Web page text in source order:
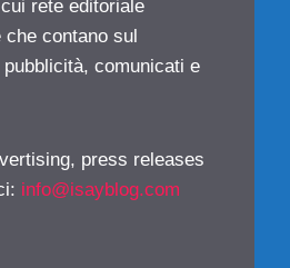
rete editoriale
contano sul
comunicati e
press releases
: info@isayblog.com